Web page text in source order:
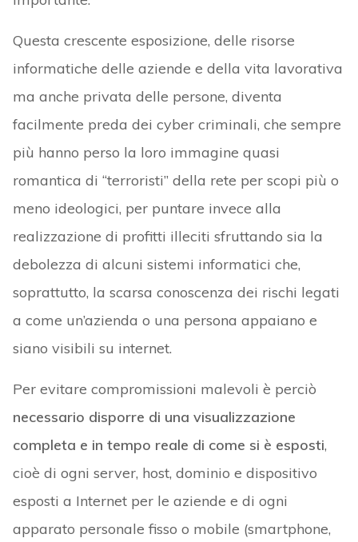
Questa crescente esposizione, delle risorse
informatiche delle aziende e della vita lavorativa
ma anche privata delle persone, diventa
facilmente preda dei cyber criminali, che sempre
più hanno perso la loro immagine quasi
romantica di “terroristi” della rete per scopi più o
meno ideologici, per puntare invece alla
realizzazione di profitti illeciti sfruttando sia la
debolezza di alcuni sistemi informatici che,
soprattutto, la scarsa conoscenza dei rischi legati
a come un’azienda o una persona appaiano e
siano visibili su internet.
Per evitare compromissioni malevoli è perciò
necessario disporre di una visualizzazione
completa e in tempo reale di come si è esposti,
cioè di ogni server, host, dominio e dispositivo
esposti a Internet per le aziende e di ogni
apparato personale fisso o mobile (smartphone,